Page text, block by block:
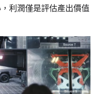
利潤僅是評估產出價值